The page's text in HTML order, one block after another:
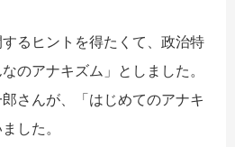
るヒントを得たくて、政治特
のアナキズム」としました。
さんが、「はじめてのアナキ
した。